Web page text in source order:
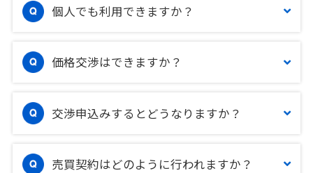
個人でも利用できますか？
価格交渉はできますか？
交渉申込みするとどうなりますか？
売買契約はどのように行われますか？